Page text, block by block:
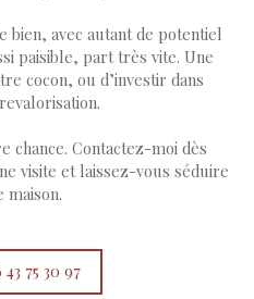
bien, avec autant de potentiel
paisible, part très vite. Une
cocon, ou d’investir dans
chance. Contactez-moi dès
visite et laissez-vous séduire
maison.
43 75 30 97